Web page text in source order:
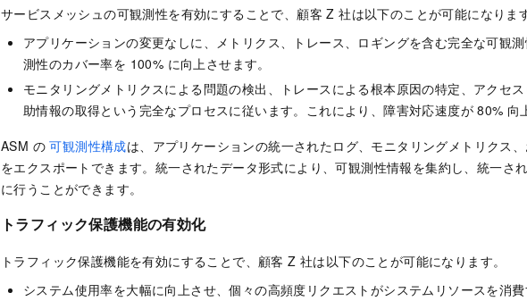
サービスメッシュの可観測性を有効にすることで、顧客 Z 社は以下のことが可能になります
アプリケーションの変更なしに、メトリクス、トレース、ロギングを含む完全な可観
測性のカバー率を 100% に向上させます。
モニタリングメトリクスによる問題の検出、トレースによる根本原因の特定、アクセ
助情報の取得という完全なプロセスに従います。これにより、障害対応速度が 80% 向
ASM の可観測性構成は、アプリケーションの統一されたログ、モニタリングメトリクス
をエクスポートできます。統一されたデータ形式により、可観測性情報を集約し、統一さ
に行うことができます。
トラフィック保護機能の有効化
トラフィック保護機能を有効にすることで、顧客 Z 社は以下のことが可能になります。
システム使用率を大幅に向上させ、個々の高頻度リクエストがシステムリソースを消